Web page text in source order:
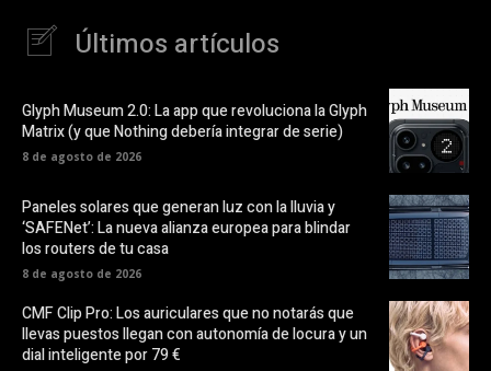
Últimos artículos
Glyph Museum 2.0: La app que revoluciona la Glyph
Matrix (y que Nothing debería integrar de serie)
8 de agosto de 2026
Paneles solares que generan luz con la lluvia y
‘SAFENet’: La nueva alianza europea para blindar
los routers de tu casa
8 de agosto de 2026
CMF Clip Pro: Los auriculares que no notarás que
llevas puestos llegan con autonomía de locura y un
dial inteligente por 79 €